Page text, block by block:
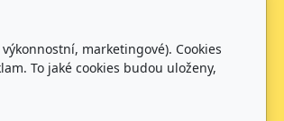
0100
marketingové). Cookies
To jaké cookies budou uloženy,